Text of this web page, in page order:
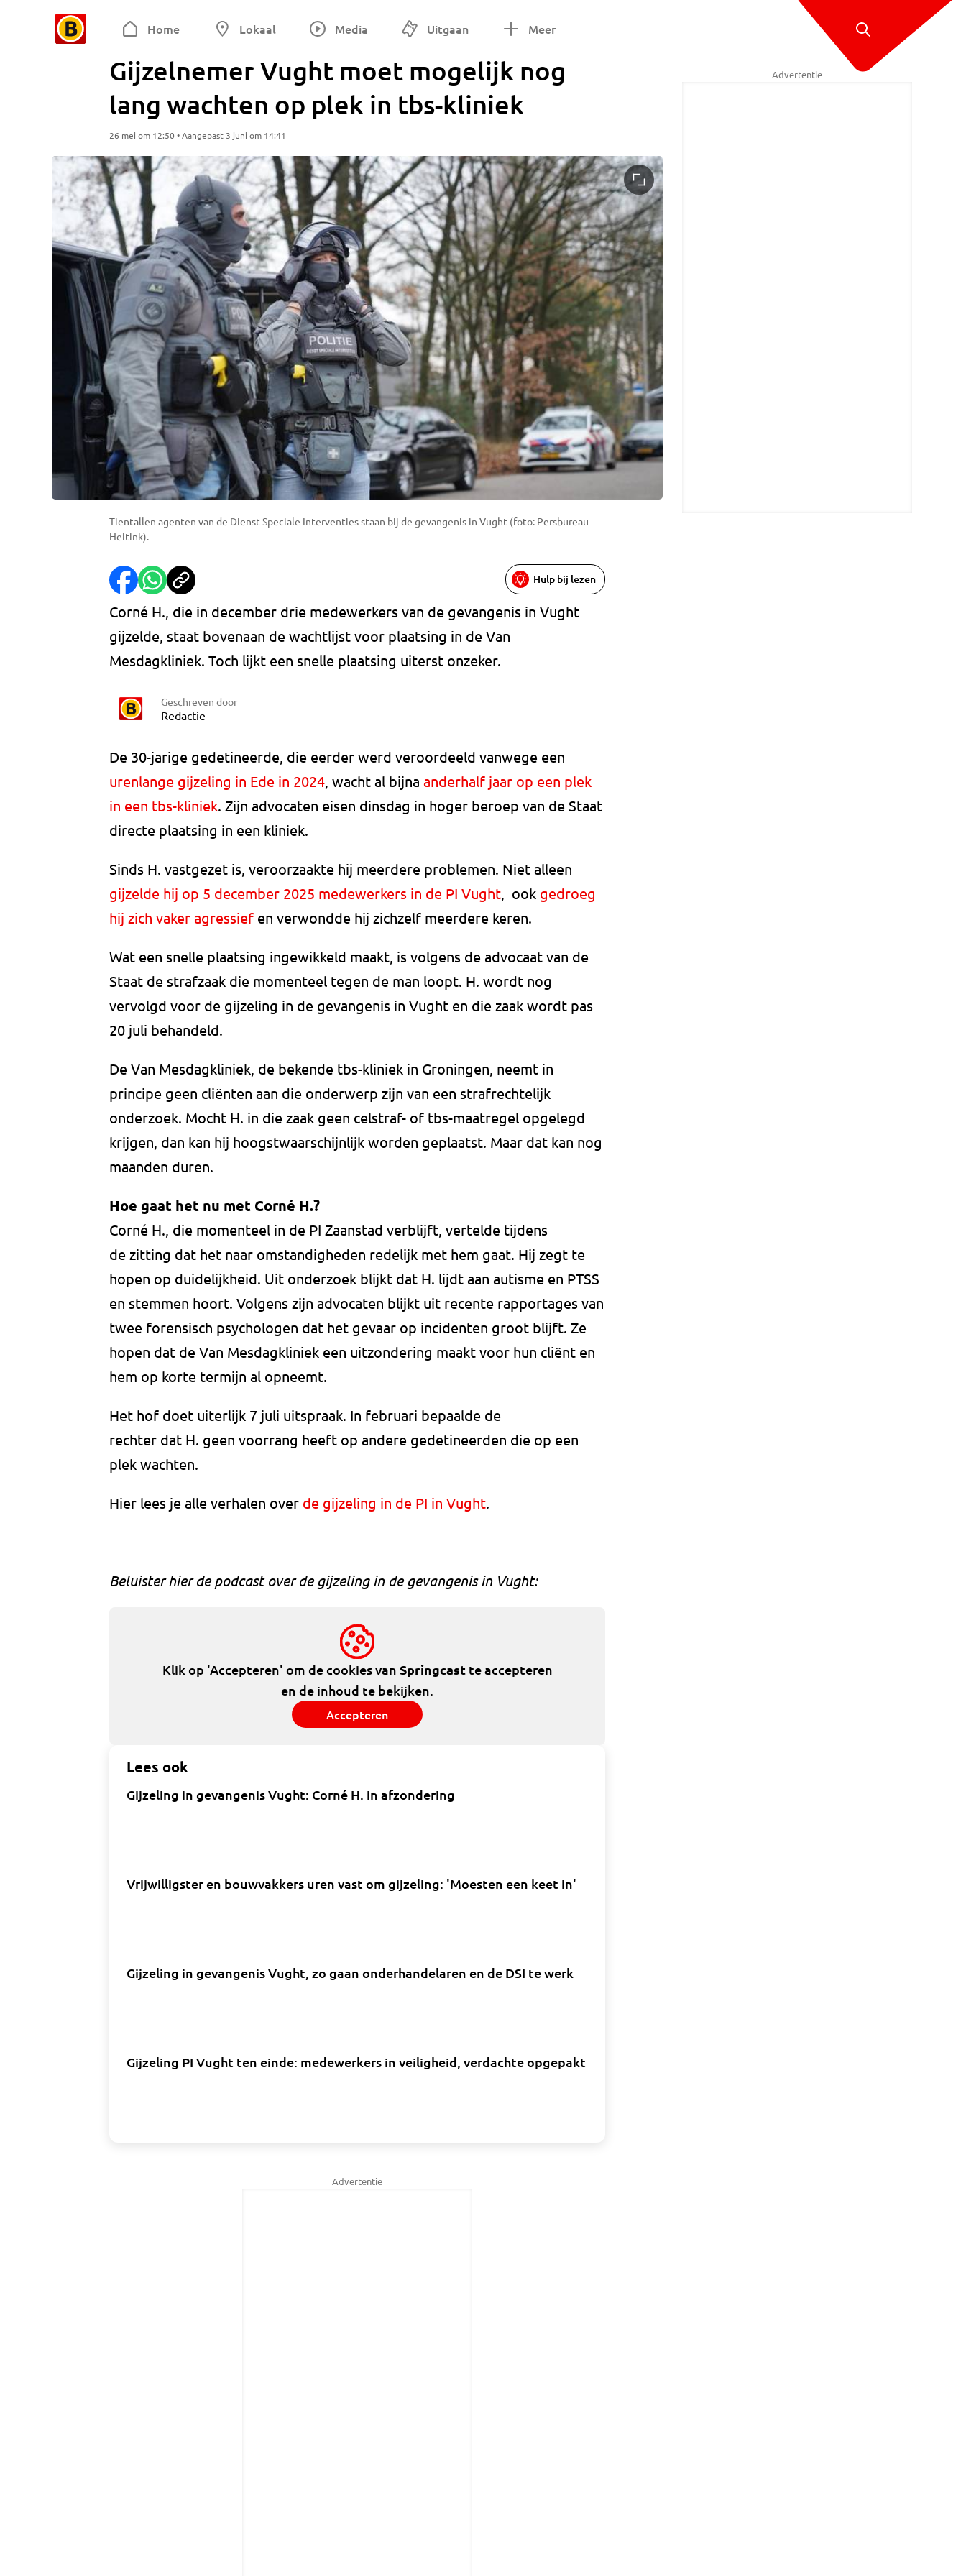
Home Lokaal Media Uitgaan Meer
Gijzelnemer Vught moet mogelijk nog
lang wachten op plek in tbs-kliniek
26 mei om 12:50 • Aangepast 3 juni om 14:41
Tientallen agenten van de Dienst Speciale Interventies staan bij de gevangenis in Vught (foto: Persbureau
Heitink).
Hulp bij lezen
Corné H., die in december drie medewerkers van de gevangenis in Vught
gijzelde, staat bovenaan de wachtlijst voor plaatsing in de Van
Mesdagkliniek. Toch lijkt een snelle plaatsing uiterst onzeker.
Geschreven door
Redactie
De 30-jarige gedetineerde, die eerder werd veroordeeld vanwege een
urenlange gijzeling in Ede in 2024, wacht al bijna anderhalf jaar op een plek
in een tbs-kliniek. Zijn advocaten eisen dinsdag in hoger beroep van de Staat
directe plaatsing in een kliniek.
Sinds H. vastgezet is, veroorzaakte hij meerdere problemen. Niet alleen
gijzelde hij op 5 december 2025 medewerkers in de PI Vught, ook gedroeg
hij zich vaker agressief en verwondde hij zichzelf meerdere keren.
Wat een snelle plaatsing ingewikkeld maakt, is volgens de advocaat van de
Staat de strafzaak die momenteel tegen de man loopt. H. wordt nog
vervolgd voor de gijzeling in de gevangenis in Vught en die zaak wordt pas
20 juli behandeld.
De Van Mesdagkliniek, de bekende tbs-kliniek in Groningen, neemt in
principe geen cliënten aan die onderwerp zijn van een strafrechtelijk
onderzoek. Mocht H. in die zaak geen celstraf- of tbs-maatregel opgelegd
krijgen, dan kan hij hoogstwaarschijnlijk worden geplaatst. Maar dat kan nog
maanden duren.
Hoe gaat het nu met Corné H.?
Corné H., die momenteel in de PI Zaanstad verblijft, vertelde tijdens
de zitting dat het naar omstandigheden redelijk met hem gaat. Hij zegt te
hopen op duidelijkheid. Uit onderzoek blijkt dat H. lijdt aan autisme en PTSS
en stemmen hoort. Volgens zijn advocaten blijkt uit recente rapportages van
twee forensisch psychologen dat het gevaar op incidenten groot blijft. Ze
hopen dat de Van Mesdagkliniek een uitzondering maakt voor hun cliënt en
hem op korte termijn al opneemt.
Het hof doet uiterlijk 7 juli uitspraak. In februari bepaalde de
rechter dat H. geen voorrang heeft op andere gedetineerden die op een
plek wachten.
Hier lees je alle verhalen over de gijzeling in de PI in Vught.
Beluister hier de podcast over de gijzeling in de gevangenis in Vught:
Klik op 'Accepteren' om de cookies van Springcastte accepteren
en de inhoud te bekijken.
Accepteren
Lees ook
Gijzeling in gevangenis Vught: Corné H. in afzondering
Vrijwilligster en bouwvakkers uren vast om gijzeling: 'Moesten een keet in'
Gijzeling in gevangenis Vught, zo gaan onderhandelaren en de DSI te werk
Gijzeling PI Vught ten einde: medewerkers in veiligheid, verdachte opgepakt
Advertentie
Advertentie